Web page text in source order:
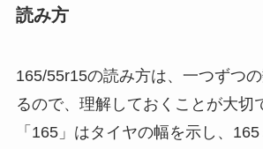
読み方
165/55r15の読み方は、一つずつ
るので、理解しておくことが大切
「165」はタイヤの幅を示し、